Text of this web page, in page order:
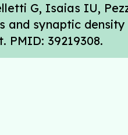
G, Isaias IU,
and synaptic density
PMID: 39219308.